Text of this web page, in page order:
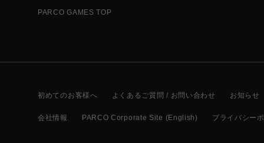
PARCO GAMES TOP
初めてのお客様へ よくあるご質問 / お問い合わせ お知らせ
会社情報 PARCO Corporate Site (English) プライバシー